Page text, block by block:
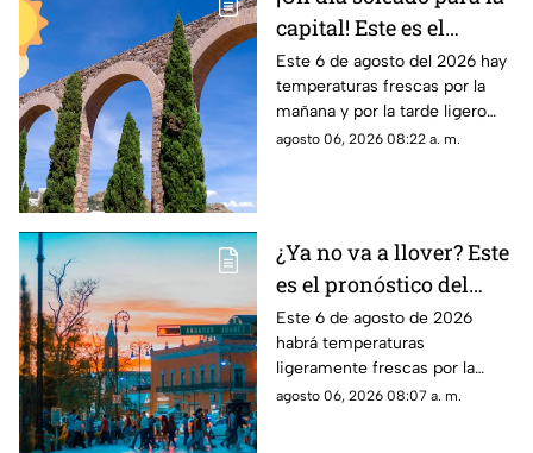
capital! Este es el
pronóstico del clima en
Zacatecas HOY jueves 6
de agosto
Este 6 de agosto del 2026 hay
temperaturas frescas por la
mañana y por la tarde ligero
calor; el clima de hoy en
agosto 06, 2026 08:22 a. m.
¿Ya no va a llover? Este
es el pronóstico del
clima en
Aguascalientes hoy 6
de agosto
Este 6 de agosto de 2026
habrá temperaturas
ligeramente frescas por la
mañana y calor en el día; el
agosto 06, 2026 08:07 a. m.